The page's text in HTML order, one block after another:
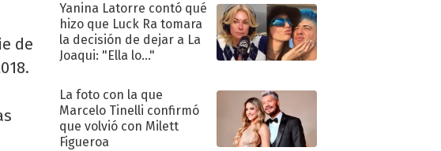
de
Yanina Latorre contó qué
hizo que Luck Ra tomara
la decisión de dejar a La
Joaqui: "Ella lo..."
La foto con la que
Marcelo Tinelli confirmó
que volvió con Milett
Figueroa